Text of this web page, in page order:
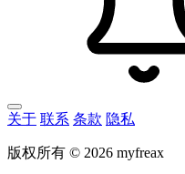
关于 联系 条款 隐私
版权所有 © 2026 myfreax